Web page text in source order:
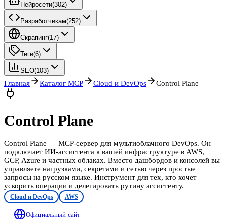
Нейросети(302)
Разработчикам(252)
Скрапинг(17)
Теги(6)
SEO(103)
Главная Каталог MCP Cloud и DevOps Control Plane
Control Plane
Control Plane — MCP-сервер для мультиоблачного DevOps. Он
подключает ИИ-ассистента к вашей инфраструктуре в AWS,
GCP, Azure и частных облаках. Вместо дашбордов и консолей вы
управляете нагрузками, секретами и сетью через простые
запросы на русском языке. Инструмент для тех, кто хочет
ускорить операции и делегировать рутину ассистенту.
Cloud и DevOps AWS
Официальный сайт